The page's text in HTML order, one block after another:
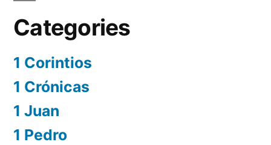
Categories
1 Corintios
1 Crónicas
1 Juan
1 Pedro